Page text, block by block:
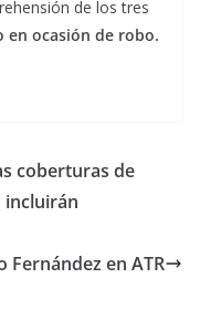
de los tres
en ocasión de robo.
coberturas de
incluirán
Fernández en ATR